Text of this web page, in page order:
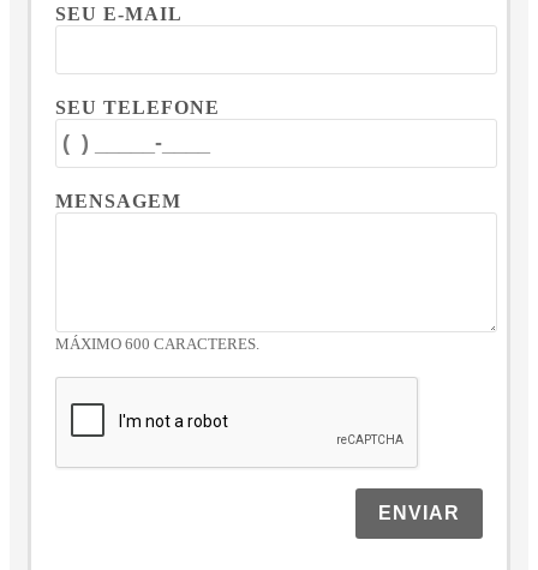
SEU E-MAIL
SEU TELEFONE
MENSAGEM
MÁXIMO 600 CARACTERES.
ENVIAR